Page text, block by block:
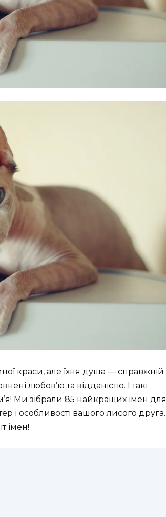
краси, але їхня душа — справжній
любов’ю та відданістю. І такі
Ми зібрали 85 найкращих імен для
і особливості вашого лисого друга.
імен!